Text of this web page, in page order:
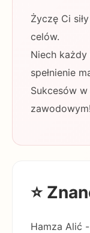
Życzę Ci
celów.
Niech
spełnienie
Sukcesów
zawodowym!
⭐
Hamza Alić